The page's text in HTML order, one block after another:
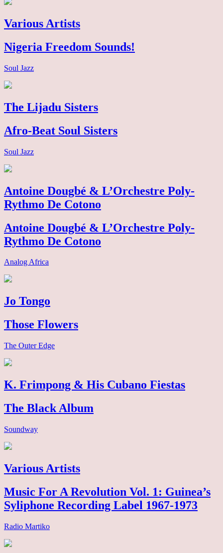
Various Artists
Nigeria Freedom Sounds!
Soul Jazz
The Lijadu Sisters
Afro-Beat Soul Sisters
Soul Jazz
Antoine Dougbé & L’Orchestre Poly-
Rythmo De Cotono
Antoine Dougbé & L’Orchestre Poly-
Rythmo De Cotono
Analog Africa
Jo Tongo
Those Flowers
The Outer Edge
K. Frimpong & His Cubano Fiestas
The Black Album
Soundway
Various Artists
Music For A Revolution Vol. 1: Guinea’s
Syliphone Recording Label 1967-1973
Radio Martiko